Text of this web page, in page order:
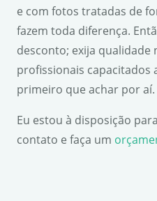
e com fotos tratadas de
fazem toda diferença.
desconto; exija
profissionais capacitados
primeiro que achar por aí.
Eu estou à disposição
contato e faça um